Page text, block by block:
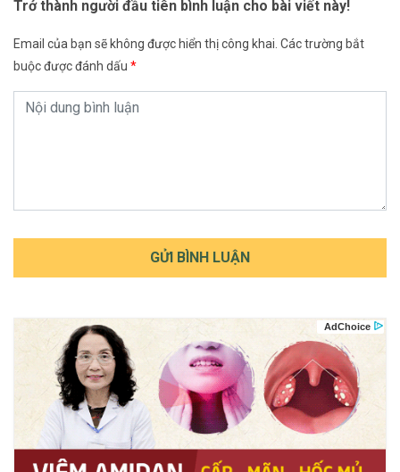
Trở thành người đầu tiên bình luận cho bài viết này!
Email của bạn sẽ không được hiển thị công khai. Các trường bắt
buộc được đánh dấu *